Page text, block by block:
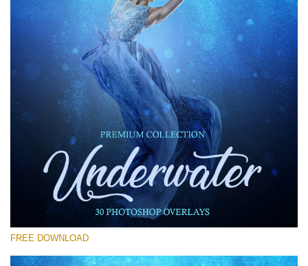
Please select
Free Photoshop Overlay #12
Small 800*533px
Underwater Overlays
(30 Overlays)
FREE DOWNLOAD